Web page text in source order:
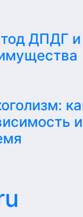
ДПДГ и